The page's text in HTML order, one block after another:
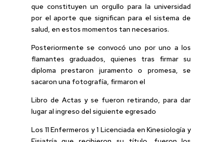
que constituyen un orgullo para la universidad
por el aporte que significan para el sistema de
salud, en estos momentos tan necesarios.
Posteriormente se convocó uno por uno a los
flamantes graduados, quienes tras firmar su
diploma prestaron juramento o promesa, se
sacaron una fotografía, firmaron el
Libro de Actas y se fueron retirando, para dar
lugar al ingreso del siguiente egresado
Los 11 Enfermeros y 1 Licenciada en Kinesiología y